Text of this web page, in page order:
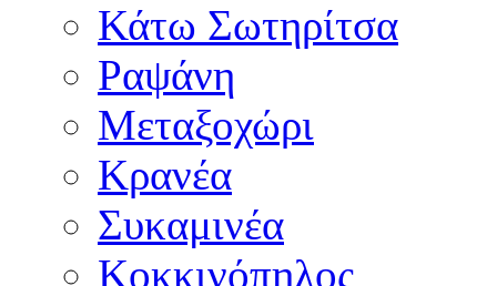
Κάτω Σωτηρίτσα
Ραψάνη
Μεταξοχώρι
Κρανέα
Συκαμινέα
Κοκκινόπηλος